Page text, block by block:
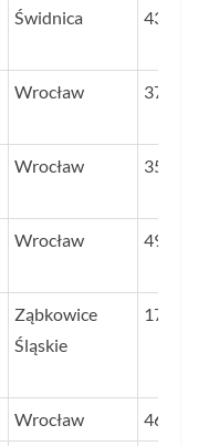
Świdnica 43
Wrocław 37
Wrocław 35
Wrocław 49
Ząbkowice
Śląskie
176
Wrocław 46